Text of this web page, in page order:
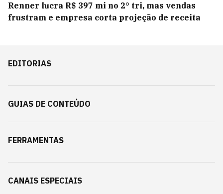
Renner lucra R$ 397 mi no 2° tri, mas vendas
frustram e empresa corta projeção de receita
EDITORIAS
GUIAS DE CONTEÚDO
FERRAMENTAS
CANAIS ESPECIAIS